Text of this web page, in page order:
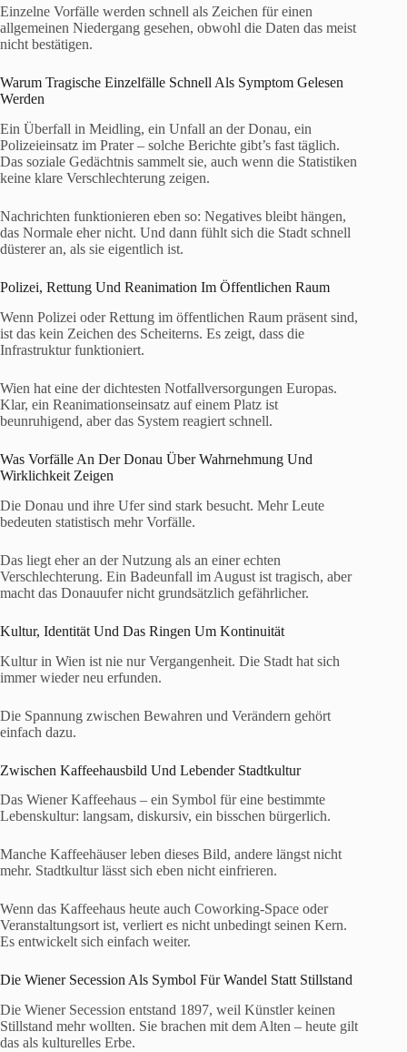
Einzelne Vorfälle werden schnell als Zeichen für einen
allgemeinen Niedergang gesehen, obwohl die Daten das meist
nicht bestätigen.
Warum Tragische Einzelfälle Schnell Als Symptom Gelesen
Werden
Ein Überfall in Meidling, ein Unfall an der Donau, ein
Polizeieinsatz im Prater – solche Berichte gibt’s fast täglich.
Das soziale Gedächtnis sammelt sie, auch wenn die Statistiken
keine klare Verschlechterung zeigen.
Nachrichten funktionieren eben so: Negatives bleibt hängen,
das Normale eher nicht. Und dann fühlt sich die Stadt schnell
düsterer an, als sie eigentlich ist.
Polizei, Rettung Und Reanimation Im Öffentlichen Raum
Wenn Polizei oder Rettung im öffentlichen Raum präsent sind,
ist das kein Zeichen des Scheiterns. Es zeigt, dass die
Infrastruktur funktioniert.
Wien hat eine der dichtesten Notfallversorgungen Europas.
Klar, ein Reanimationseinsatz auf einem Platz ist
beunruhigend, aber das System reagiert schnell.
Was Vorfälle An Der Donau Über Wahrnehmung Und
Wirklichkeit Zeigen
Die Donau und ihre Ufer sind stark besucht. Mehr Leute
bedeuten statistisch mehr Vorfälle.
Das liegt eher an der Nutzung als an einer echten
Verschlechterung. Ein Badeunfall im August ist tragisch, aber
macht das Donauufer nicht grundsätzlich gefährlicher.
Kultur, Identität Und Das Ringen Um Kontinuität
Kultur in Wien ist nie nur Vergangenheit. Die Stadt hat sich
immer wieder neu erfunden.
Die Spannung zwischen Bewahren und Verändern gehört
einfach dazu.
Zwischen Kaffeehausbild Und Lebender Stadtkultur
Das Wiener Kaffeehaus – ein Symbol für eine bestimmte
Lebenskultur: langsam, diskursiv, ein bisschen bürgerlich.
Manche Kaffeehäuser leben dieses Bild, andere längst nicht
mehr. Stadtkultur lässt sich eben nicht einfrieren.
Wenn das Kaffeehaus heute auch Coworking-Space oder
Veranstaltungsort ist, verliert es nicht unbedingt seinen Kern.
Es entwickelt sich einfach weiter.
Die Wiener Secession Als Symbol Für Wandel Statt Stillstand
Die Wiener Secession entstand 1897, weil Künstler keinen
Stillstand mehr wollten. Sie brachen mit dem Alten – heute gilt
das als kulturelles Erbe.